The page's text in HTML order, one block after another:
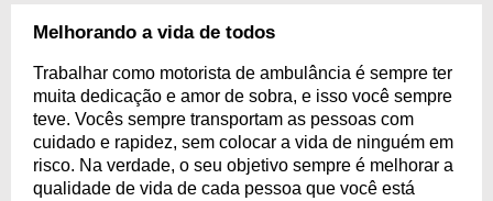
Melhorando a vida de todos
Trabalhar como motorista de ambulância é sempre ter
muita dedicação e amor de sobra, e isso você sempre
teve. Vocês sempre transportam as pessoas com
cuidado e rapidez, sem colocar a vida de ninguém em
risco. Na verdade, o seu objetivo sempre é melhorar a
qualidade de vida de cada pessoa que você está